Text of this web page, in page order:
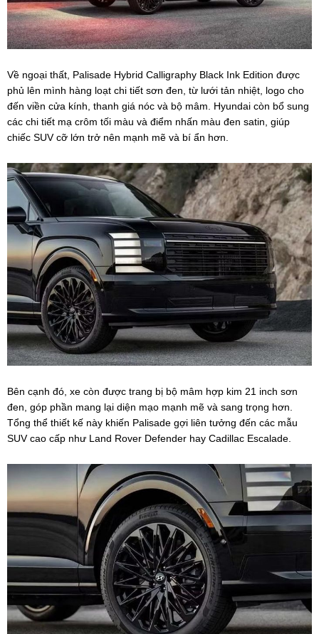
Về ngoại thất, Palisade Hybrid Calligraphy Black Ink Edition được
phủ lên mình hàng loạt chi tiết sơn đen, từ lưới tản nhiệt, logo cho
đến viền cửa kính, thanh giá nóc và bộ mâm. Hyundai còn bổ sung
các chi tiết mạ crôm tối màu và điểm nhấn màu đen satin, giúp
chiếc SUV cỡ lớn trở nên mạnh mẽ và bí ẩn hơn.
Bên cạnh đó, xe còn được trang bị bộ mâm hợp kim 21 inch sơn
đen, góp phần mang lại diện mạo mạnh mẽ và sang trọng hơn.
Tổng thể thiết kế này khiến Palisade gợi liên tưởng đến các mẫu
SUV cao cấp như Land Rover Defender hay Cadillac Escalade.